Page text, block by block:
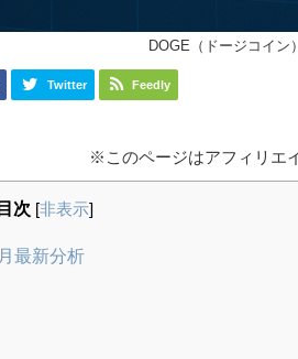
DOGE（ドージコイン
Twitter Feedly
※このページはアフィリエ
目次 [非表示
最新分析